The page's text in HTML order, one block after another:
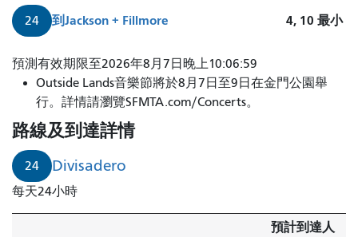
24 到Jackson + Fillmore 4, 10 最小
24
號
維
薩
德
羅
4
分
預測有效期限至2026年8月7日晚上10:06:59
Outside Lands音樂節將於8月7日至9日在金門公園舉
行。詳情請瀏覽SFMTA.com/Concerts。
路線及到達詳情
24 Divisadero
每天24小時
預計到達人